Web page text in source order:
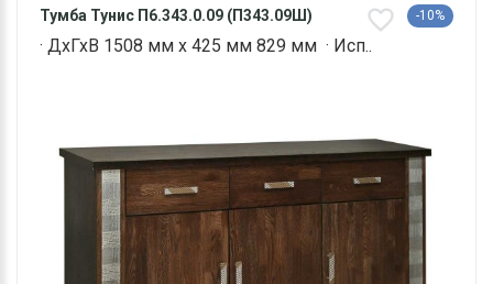
Тумба Тунис П6.343.0.09 (П343.09Ш) -10%
· ДхГхВ 1508 мм х 425 мм 829 мм · Исп..